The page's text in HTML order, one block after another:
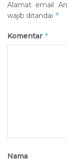
Alamat email
wajib ditandai *
Komentar *
Nama